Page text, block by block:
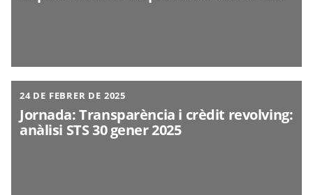
24 DE FEBRER DE 2025
Jornada: Transparència i crèdit revolving:
anàlisi STS 30 gener 2025